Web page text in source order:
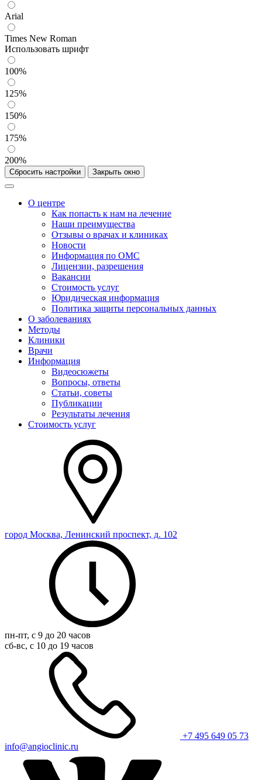
Arial
Times New Roman
Использовать шрифт
100%
125%
150%
175%
200%
Сбросить настройки Закрыть окно
О центре
Как попасть к нам на лечение
Наши преимущества
Отзывы о врачах и клиниках
Новости
Информация по ОМС
Лицензии, разрешения
Вакансии
Стоимость услуг
Юридическая информация
Политика защиты персональных данных
О заболеваниях
Методы
Клиники
Врачи
Информация
Видеосюжеты
Вопросы, ответы
Статьи, советы
Публикации
Результаты лечения
Стоимость услуг
город Москва, Ленинский проспект, д. 102
пн-пт, с 9 до 20 часов
сб-вс, с 10 до 19 часов
+7 495 649 05 73
info@angioclinic.ru